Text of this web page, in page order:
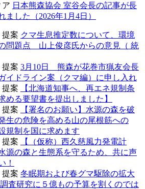
ア 日本熊森協会 室谷会長の記事が長
ました（2026年1月4日）
提案 クマ生息推定数について、環境
問題点 山上俊彦氏からの意見（ 統
提案 3月10日 熊森が花巻市猟友会長
イドライン案（クマ編）に申し入れ
提案
【北海道知事へ、再エネ規制条
める要望書を提出しました】
提案
【署名のお願い】水源の森を破
生の危険を高める山の尾根筋への
規制を国に求めます
提案
【（仮称）西久慈風力発電計
源の森と生態系を守るため、共に声
！
提案 冬眠期および春グマ駆除の拡大
査研究に５億もの予算を割くのでは